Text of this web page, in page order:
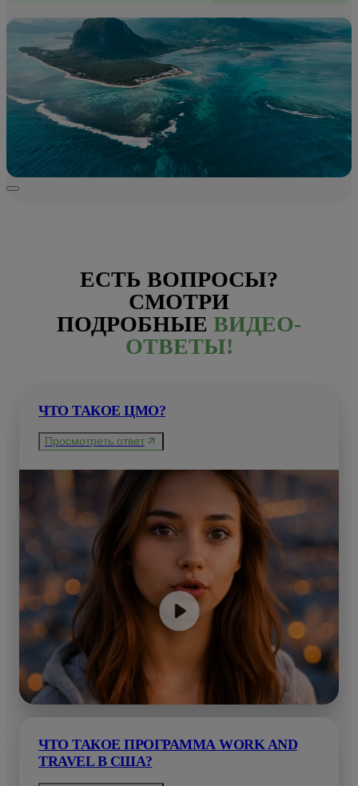
ЕСТЬ ВОПРОСЫ?
СМОТРИ
ПОДРОБНЫЕ ВИДЕО-
ОТВЕТЫ!
ЧТО ТАКОЕ ЦМО?
Просмотреть ответ
ЧТО ТАКОЕ ПРОГРАММА WORK AND
TRAVEL В США?